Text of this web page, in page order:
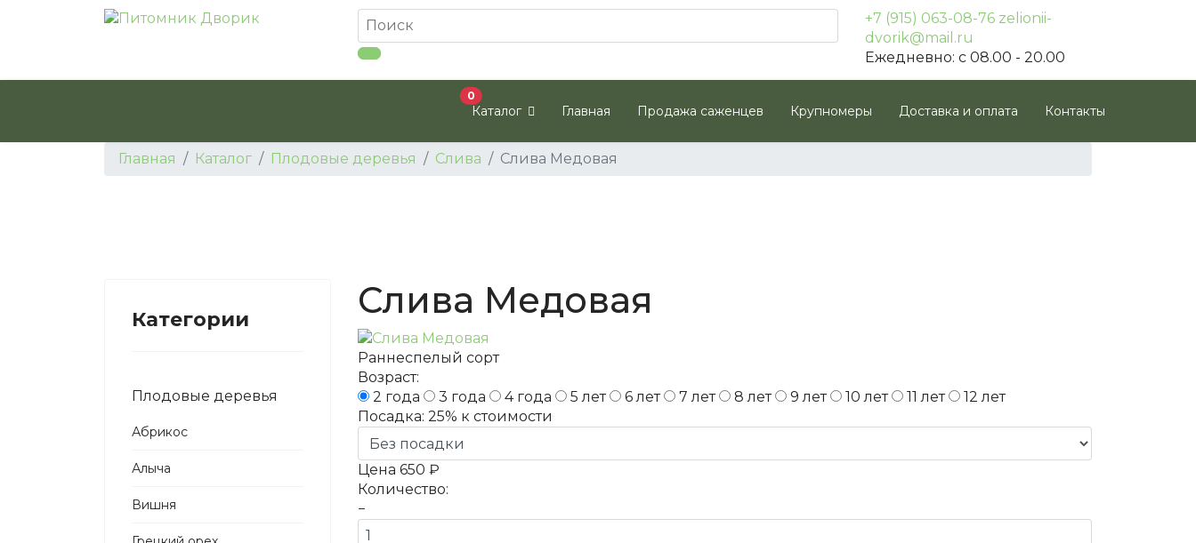
+7 (915) 063-08-76 zelionii-
dvorik@mail.ru
Ежедневно: с 08.00 - 20.00
0В корзину
Каталог Главная Продажа саженцев Крупномеры Доставка и оплата Контакты
Главная Каталог Плодовые деревья Слива Слива Медовая
Категории
Плодовые деревья
Абрикос
Алыча
Вишня
Слива Медовая
Раннеспелый сорт
Возраст:
2 года
3 года 4 года 5 лет 6 лет 7 лет 8 лет 9 лет 10 лет 11 лет
12 лет
Посадка: 25% к стоимости
Цена 650 ₽
Количество:
−